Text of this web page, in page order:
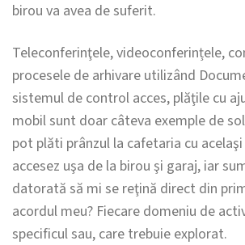
birou va avea de suferit.
Teleconferinţele, videoconferințele,
procesele de arhivare utilizând
sistemul de control acces, plăţile cu
mobil sunt doar câteva exemple de
pot plăti prânzul la cafetaria cu
accesez uşa de la birou şi garaj, iar
datorată să mi se reţină direct din
acordul meu? Fiecare domeniu de
specificul sau, care trebuie explorat.